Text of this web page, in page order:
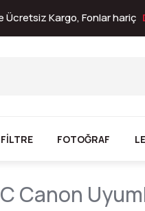
Ücretsiz Kargo, Fonlar hariç
FİLTRE FOTOĞRAF
Canon